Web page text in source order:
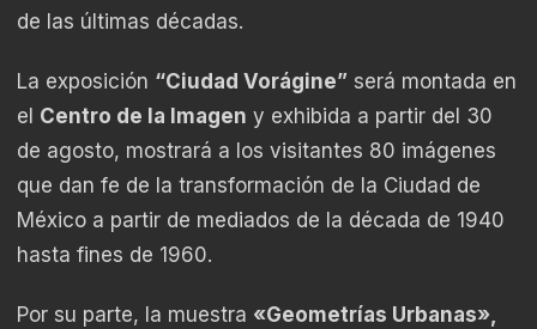
de las últimas décadas.
La exposición “Ciudad Vorágine” será montada en
el Centro de la Imagen y exhibida a partir del 30
de agosto, mostrará a los visitantes 80 imágenes
que dan fe de la transformación de la Ciudad de
México a partir de mediados de la década de 1940
hasta fines de 1960.
Por su parte, la muestra «Geometrías Urbanas»,